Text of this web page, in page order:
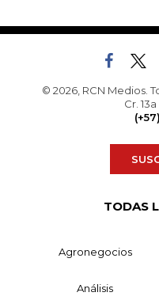
© 2026, RCN Medios.
Cr.
TODAS
Agronegocios
Análisis